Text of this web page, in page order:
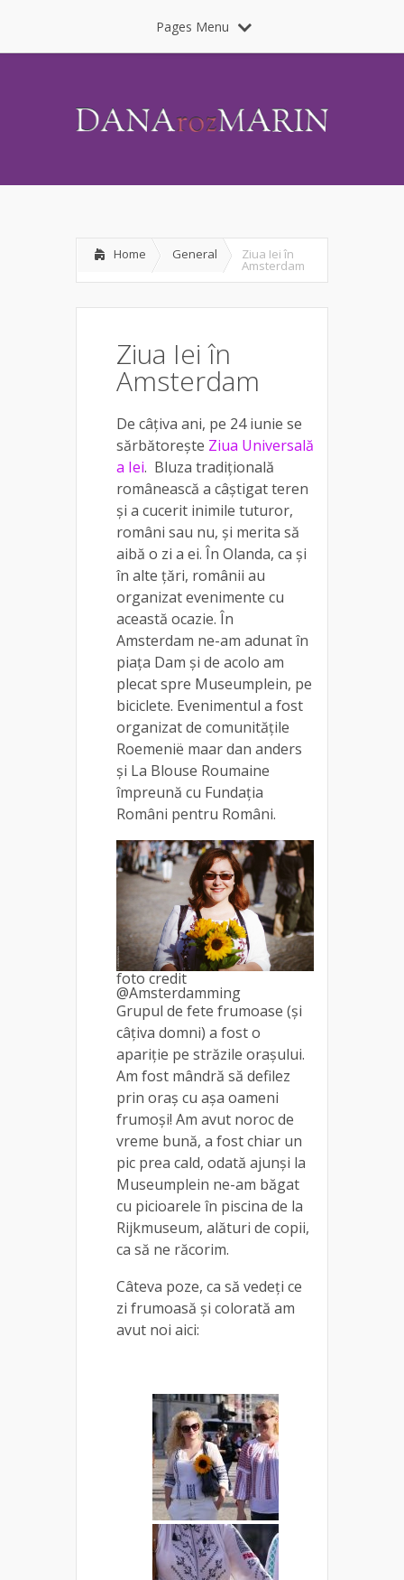
Pages Menu
Home General Ziua Iei în
Amsterdam
Ziua Iei în
Amsterdam
De câțiva ani, pe 24 iunie se
sărbătorește Ziua Universală
a Iei. Bluza tradițională
românească a câștigat teren
și a cucerit inimile tuturor,
români sau nu, și merita să
aibă o zi a ei. În Olanda, ca și
în alte țări, românii au
organizat evenimente cu
această ocazie. În
Amsterdam ne-am adunat în
piața Dam și de acolo am
plecat spre Museumplein, pe
biciclete. Evenimentul a fost
organizat de comunitățile
Roemenië maar dan anders
și La Blouse Roumaine
împreună cu Fundația
Români pentru Români.
foto credit
@Amsterdamming
Grupul de fete frumoase (și
câțiva domni) a fost o
apariție pe străzile orașului.
Am fost mândră să defilez
prin oraș cu așa oameni
frumoși! Am avut noroc de
vreme bună, a fost chiar un
pic prea cald, odată ajunși la
Museumplein ne-am băgat
cu picioarele în piscina de la
Rijkmuseum, alături de copii,
ca să ne răcorim.
Câteva poze, ca să vedeți ce
zi frumoasă și colorată am
avut noi aici: